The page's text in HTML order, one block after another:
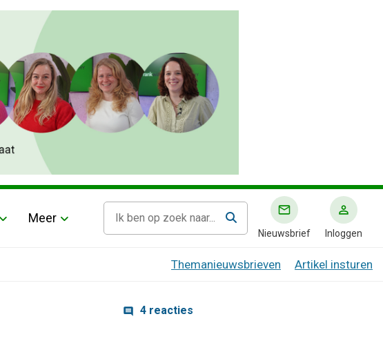
Meer
Nieuwsbrief Inloggen
Themanieuwsbrieven Artikel insturen
4 reacties